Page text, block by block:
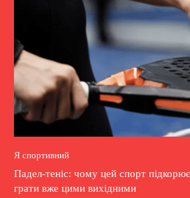
Я спортивний
Падел-теніс: чому цей спорт
грати вже цими вихідними